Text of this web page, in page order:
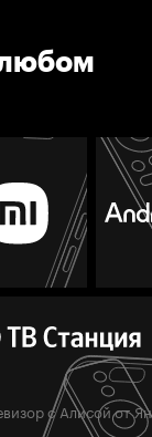
с Алисой от